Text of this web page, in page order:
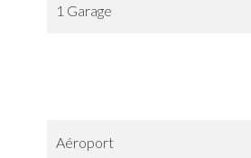
1 Garage
Aéroport